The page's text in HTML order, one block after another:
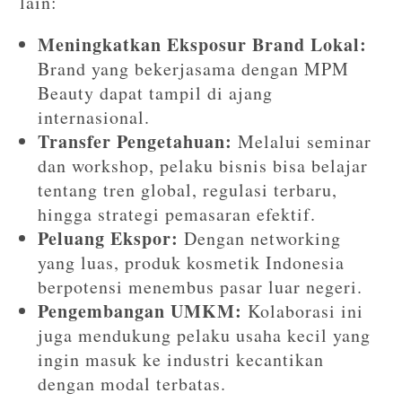
Meningkatkan Eksposur Brand Lokal:
Brand yang bekerjasama dengan MPM
Beauty dapat tampil di ajang
internasional.
Transfer Pengetahuan: Melalui seminar
dan workshop, pelaku bisnis bisa belajar
tentang tren global, regulasi terbaru,
hingga strategi pemasaran efektif.
Peluang Ekspor: Dengan networking
yang luas, produk kosmetik Indonesia
berpotensi menembus pasar luar negeri.
Pengembangan UMKM: Kolaborasi ini
juga mendukung pelaku usaha kecil yang
ingin masuk ke industri kecantikan
dengan modal terbatas.